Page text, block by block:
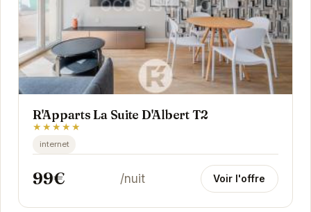
R'Apparts La Suite D'Albert T2
★★★★★
internet
99€ /nuit Voir l'offre